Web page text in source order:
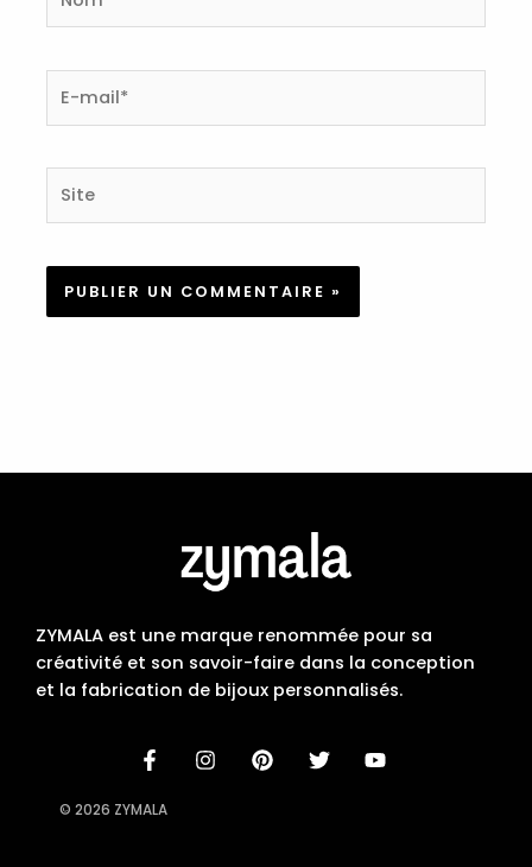
mail*
ZYMALA est une marque renommée pour sa
créativité et son savoir-faire dans la conception
et la fabrication de bijoux personnalisés.
© 2026 ZYMALA